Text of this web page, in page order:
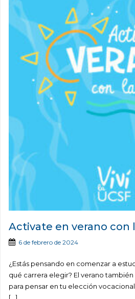
Activate en verano con
6 de febrero de 2024
¿Estás pensando en comenzar a
qué carrera elegir? El verano
para pensar en tu elección
[…]